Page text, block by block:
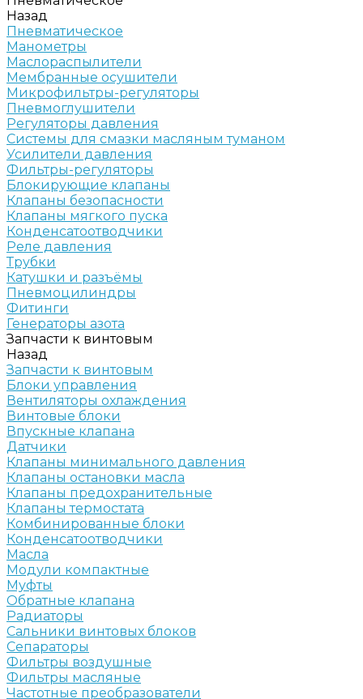
Назад
Пневматическое
Манометры
Маслораспылители
Мембранные осушители
Микрофильтры-регуляторы
Пневмоглушители
Регуляторы давления
Системы для смазки масляным туманом
Усилители давления
Фильтры-регуляторы
Блокирующие клапаны
Клапаны безопасности
Клапаны мягкого пуска
Конденсатоотводчики
Реле давления
Трубки
Катушки и разъёмы
Пневмоцилиндры
Фитинги
Генераторы азота
Запчасти к винтовым
Назад
Запчасти к винтовым
Блоки управления
Вентиляторы охлаждения
Винтовые блоки
Впускные клапана
Датчики
Клапаны минимального давления
Клапаны остановки масла
Клапаны предохранительные
Клапаны термостата
Комбинированные блоки
Конденсатоотводчики
Масла
Модули компактные
Муфты
Обратные клапана
Радиаторы
Сальники винтовых блоков
Сепараторы
Фильтры воздушные
Фильтры масляные
Частотные преобразователи